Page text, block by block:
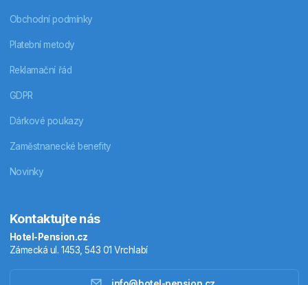
Obchodní podmínky
Platební metody
Reklamační řád
GDPR
Dárkové poukazy
Zaměstnanecké benefity
Novinky
Kontaktujte nás
Hotel-Pension.cz
Zámecká ul. 1453, 543 01 Vrchlabí